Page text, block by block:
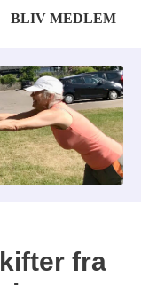
BLIV MEDLEM
fra